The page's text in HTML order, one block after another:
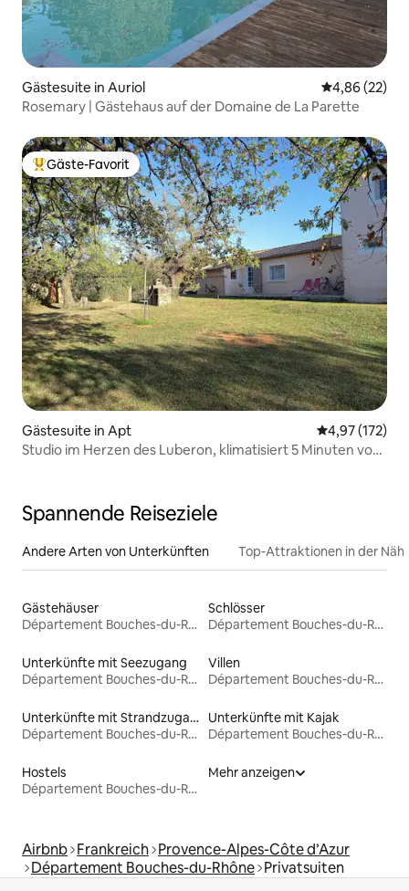
Gästesuite in Auriol
4,86 (22)
Rosemary | Gästehaus auf der Domaine de La Parette
Beliebter Gäste-Favorit.
Gäste-Favorit
Gästesuite in Apt
4,97 (172)
Studio im Herzen des Luberon, klimatisiert 5 Minuten von
Spannende Reiseziele
Andere Arten von Unterkünften Top-Attraktionen in der
Gästehäuser
Département Bouches-du-Rhône
Schlösser
Département Bouches-du-Rhône
Unterkünfte mit Seezugang
Département Bouches-du-Rhône
Villen
Département Bouches-du-Rhône
Unterkünfte mit Strandzugang
Département Bouches-du-Rhône
Unterkünfte mit Kajak
Département Bouches-du-Rhône
Hostels
Département Bouches-du-Rhône
Mehr anzeigen
Airbnb Frankreich Provence-Alpes-Côte d’Azur
Département Bouches-du-Rhône Privatsuiten